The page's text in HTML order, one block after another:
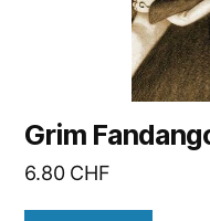
Grim
6.80 CHF